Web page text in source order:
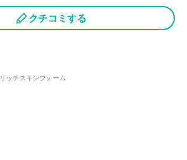
クチコミする
リッチスキンフォーム